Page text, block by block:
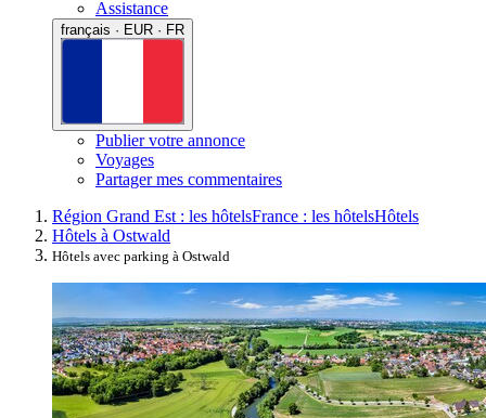
Assistance
français · EUR · FR
Publier votre annonce
Voyages
Partager mes commentaires
Région Grand Est : les hôtelsFrance : les hôtelsHôtels
Hôtels à Ostwald
Hôtels avec parking à Ostwald